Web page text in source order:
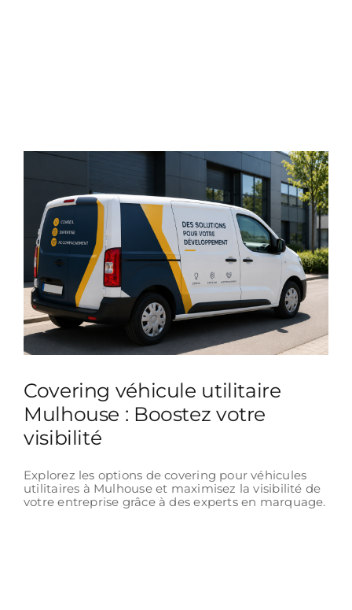
Covering véhicule utilitaire
Mulhouse : Boostez votre
visibilité
Explorez les options de covering pour véhicules
utilitaires à Mulhouse et maximisez la visibilité de
votre entreprise grâce à des experts en marquage.